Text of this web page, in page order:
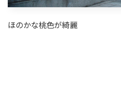
ほのかな桃色が綺麗